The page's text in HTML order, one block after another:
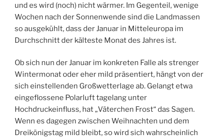
und es wird (noch) nicht wärmer. Im Gegenteil, wenige
Wochen nach der Sonnenwende sind die Landmassen
so ausgekühlt, dass der Januar in Mitteleuropa im
Durchschnitt der kälteste Monat des Jahres ist.
Ob sich nun der Januar im konkreten Falle als strenger
Wintermonat oder eher mild präsentiert, hängt von der
sich einstellenden Großwetterlage ab. Gelangt etwa
eingeflossene Polarluft tagelang unter
Hochdruckeinfluss, hat „Väterchen Frost“ das Sagen.
Wenn es dagegen zwischen Weihnachten und dem
Dreikönigstag mild bleibt, so wird sich wahrscheinlich